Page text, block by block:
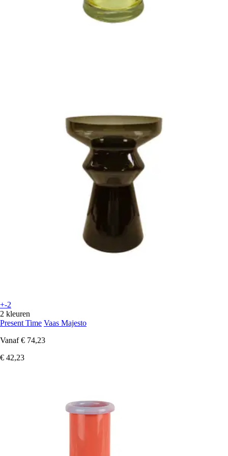
+-2
2 kleuren
Present Time Vaas Majesto
Vanaf € 74,23
€ 42,23